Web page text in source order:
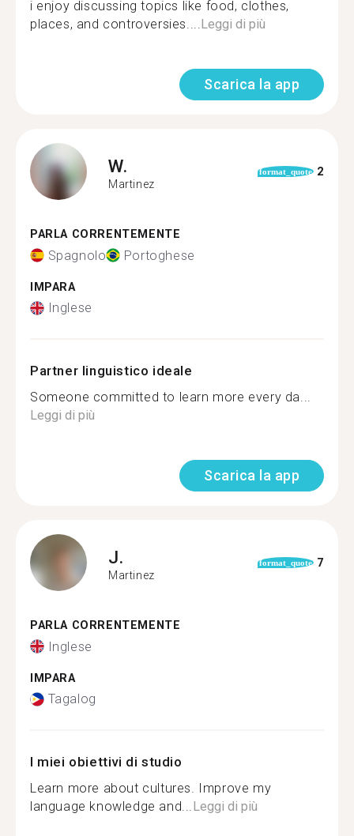
i enjoy discussing topics like food, clothes,
places, and controversies....Leggi di più
Scarica la app
W.
Martinez
format_quote 2
PARLA CORRENTEMENTE
Spagnolo Portoghese
IMPARA
Inglese
Partner linguistico ideale
Someone committed to learn more every da...
Leggi di più
Scarica la app
J.
Martinez
format_quote 7
PARLA CORRENTEMENTE
Inglese
IMPARA
Tagalog
I miei obiettivi di studio
Learn more about cultures. Improve my
language knowledge and...Leggi di più